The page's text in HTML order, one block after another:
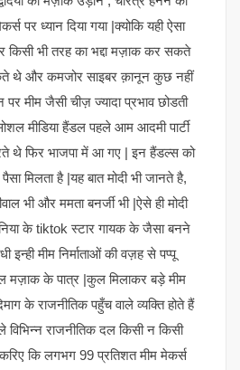
पर ध्यान दिया गया |क्योकि यही ऐसा
किसी भी तरह का भद्दा मज़ाक कर सकते
थे और कमजोर साइबर क़ानून कुछ नहीं
मीम जैसी चीज़ ज्यादा प्रभाव छोडती
सोशल मीडिया हैंडल पहले आम आदमी पार्टी
थे फिर भाजपा में आ गए | इन हैंडल्स को
मिलता है |यह बात मोदी भी जानते है,
भी और ममता बनर्जी भी |ऐसे ही मोदी
के tiktok स्टार गायक के जैसा बनने
इन्ही मीम निर्माताओं की वज़ह से पप्पू
मज़ाक के पात्र |कुल मिलाकर बड़े मीम
के राजनीतिक पहुँच वाले व्यक्ति होते हैं
राजनीतिक दल किसी न किसी
कि लगभग 99 प्रतिशत मीम मेकर्स